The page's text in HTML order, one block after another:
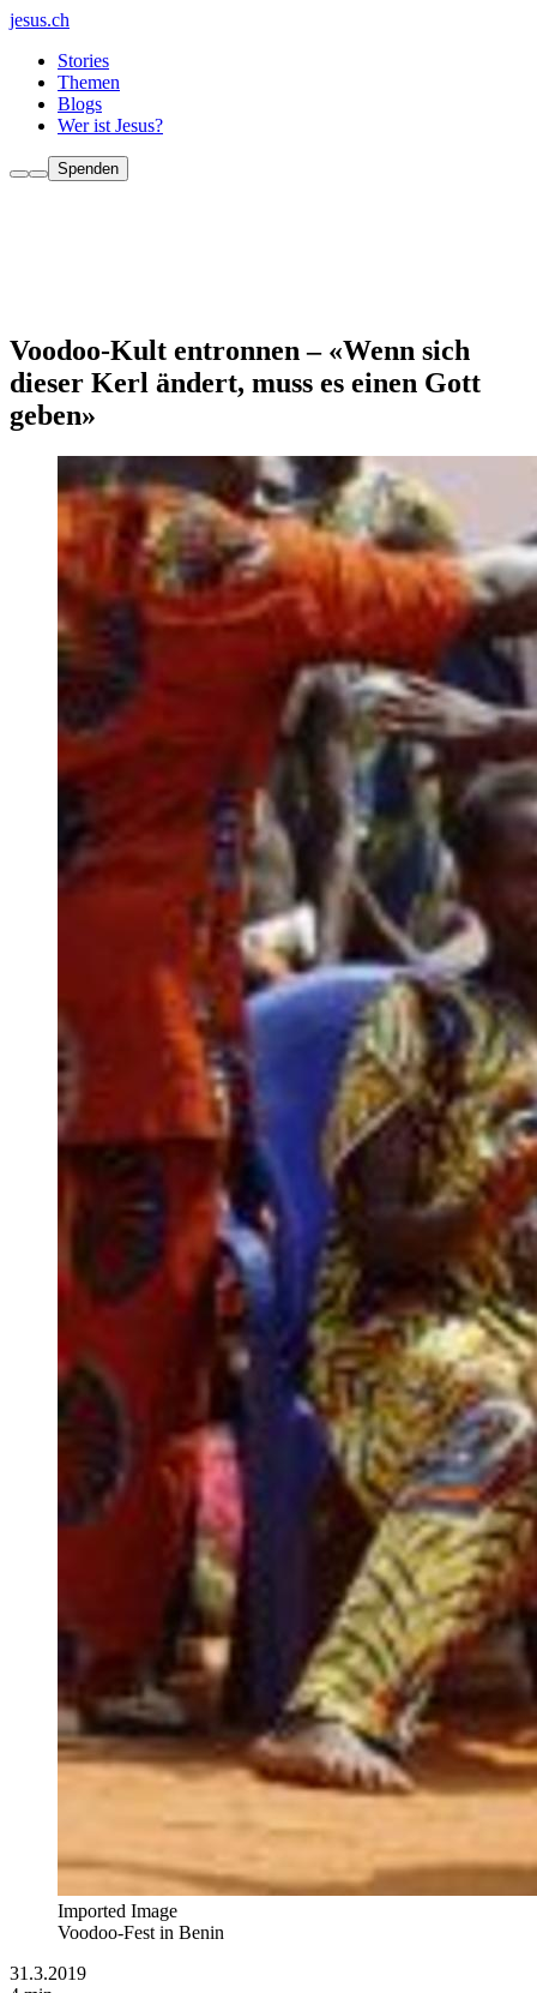
jesus.ch
Stories
Themen
Blogs
Wer ist Jesus?
Spenden
Voodoo-Kult entronnen – «Wenn sich
dieser Kerl ändert, muss es einen Gott
geben»
Imported Image
Voodoo-Fest in Benin
31.3.2019